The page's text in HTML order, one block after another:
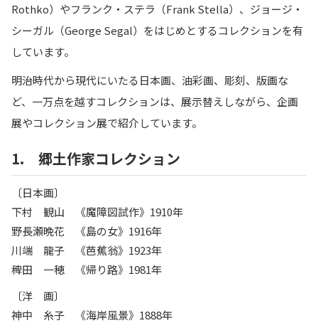
Rothko）やフランク・ステラ（Frank Stella）、ジョージ・
シーガル（George Segal）をはじめとするコレクションを有
しています。
明治時代から現代にいたる日本画、油彩画、彫刻、版画な
ど、一万点を越すコレクションは、展示替えしながら、企画
展やコレクション展で紹介しています。
1. 郷土作家コレクション
〔日本画〕
下村 観山 《魔障図試作》1910年
野長瀬晩花 《島の女》1916年
川端 龍子 《芭蕉翁》1923年
稗田 一穂 《帰り路》1981年
〔洋 画〕
神中 糸子 《海岸風景》1888年